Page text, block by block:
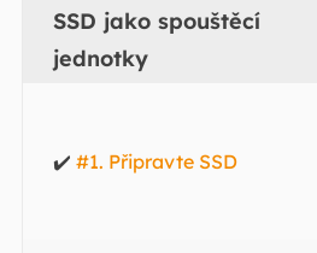
SSD jako spouštěcí
jednotky
✔️ #1. Připravte SSD